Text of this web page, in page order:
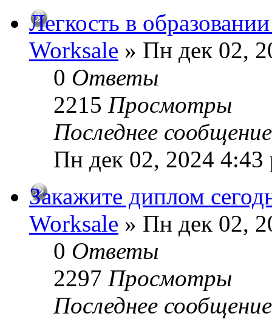
Легкость в
Worksale » Пн дек 02,
0 Ответы
2215 Просмотры
Последнее
Пн дек 02, 2024 4:43
Закажите диплом
Worksale » Пн дек 02,
0 Ответы
2297 Просмотры
Последнее